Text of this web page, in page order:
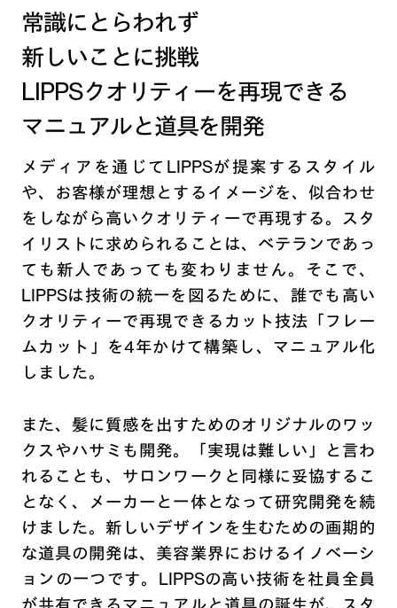
常識にとらわれず
新しいことに挑戦
LIPPSクオリティーを再現できる
マニュアルと道具を開発
メディアを通じてLIPPSが提案するスタイル
や、お客様が理想とするイメージを、似合わせ
をしながら高いクオリティーで再現する。スタ
イリストに求められることは、ベテランであっ
ても新人であっても変わりません。そこで、
LIPPSは技術の統一を図るために、誰でも高い
クオリティーで再現できるカット技法「フレー
ムカット」を4年かけて構築し、マニュアル化
しました。
また、髪に質感を出すためのオリジナルのワッ
クスやハサミも開発。「実現は難しい」と言わ
れることも、サロンワークと同様に妥協するこ
となく、メーカーと一体となって研究開発を続
けました。新しいデザインを生むための画期的
な道具の開発は、美容業界におけるイノベーシ
ョンの一つです。LIPPSの高い技術を社員全員